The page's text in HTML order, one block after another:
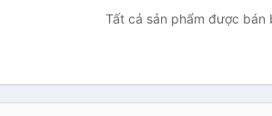
Tất cả sản phẩm được